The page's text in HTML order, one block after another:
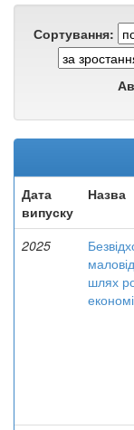
Сортування:
Дата
випуску
Назва
2025
шлях